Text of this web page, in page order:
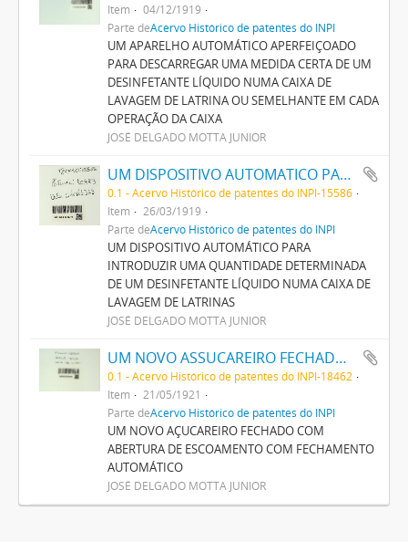
Item
04/12/1919
Parte deAcervo Histórico de patentes do INPI
UM APARELHO AUTOMÁTICO APERFEIÇOADO
PARA DESCARREGAR UMA MEDIDA CERTA DE UM
DESINFETANTE LÍQUIDO NUMA CAIXA DE
LAVAGEM DE LATRINA OU SEMELHANTE EM CADA
OPERAÇÃO DA CAIXA
JOSÉ DELGADO MOTTA JUNIOR
UM DISPOSITIVO AUTOMATICO PARA INTRODUZIR UMA QUANTIDADE DETERMINADA DE UM DESINFECTANTE LIQUIDO NUMA CAIXA DE LAVAGEM DE LATRINAS
0.1 - Acervo Histórico de patentes do INPI-15586
Item
26/03/1919
Parte deAcervo Histórico de patentes do INPI
UM DISPOSITIVO AUTOMÁTICO PARA
INTRODUZIR UMA QUANTIDADE DETERMINADA
DE UM DESINFETANTE LÍQUIDO NUMA CAIXA DE
LAVAGEM DE LATRINAS
JOSÉ DELGADO MOTTA JUNIOR
UM NOVO ASSUCAREIRO FECHADO COM ABERTURA DE ESCOAMENTO COM FECHAMENTO AUTOMATICO
0.1 - Acervo Histórico de patentes do INPI-18462
Item
21/05/1921
Parte deAcervo Histórico de patentes do INPI
UM NOVO AÇUCAREIRO FECHADO COM
ABERTURA DE ESCOAMENTO COM FECHAMENTO
AUTOMÁTICO
JOSÉ DELGADO MOTTA JUNIOR